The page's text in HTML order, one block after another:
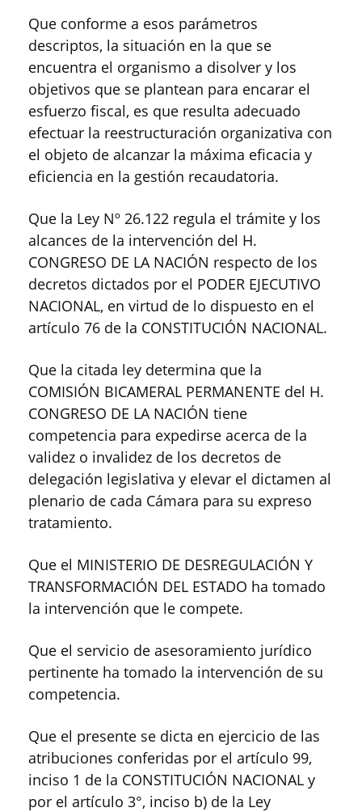
Que conforme a esos parámetros
descriptos, la situación en la que se
encuentra el organismo a disolver y los
objetivos que se plantean para encarar el
esfuerzo fiscal, es que resulta adecuado
efectuar la reestructuración organizativa con
el objeto de alcanzar la máxima eficacia y
eficiencia en la gestión recaudatoria.
Que la Ley Nº 26.122 regula el trámite y los
alcances de la intervención del H.
CONGRESO DE LA NACIÓN respecto de los
decretos dictados por el PODER EJECUTIVO
NACIONAL, en virtud de lo dispuesto en el
artículo 76 de la CONSTITUCIÓN NACIONAL.
Que la citada ley determina que la
COMISIÓN BICAMERAL PERMANENTE del H.
CONGRESO DE LA NACIÓN tiene
competencia para expedirse acerca de la
validez o invalidez de los decretos de
delegación legislativa y elevar el dictamen al
plenario de cada Cámara para su expreso
tratamiento.
Que el MINISTERIO DE DESREGULACIÓN Y
TRANSFORMACIÓN DEL ESTADO ha tomado
la intervención que le compete.
Que el servicio de asesoramiento jurídico
pertinente ha tomado la intervención de su
competencia.
Que el presente se dicta en ejercicio de las
atribuciones conferidas por el artículo 99,
inciso 1 de la CONSTITUCIÓN NACIONAL y
por el artículo 3°, inciso b) de la Ley